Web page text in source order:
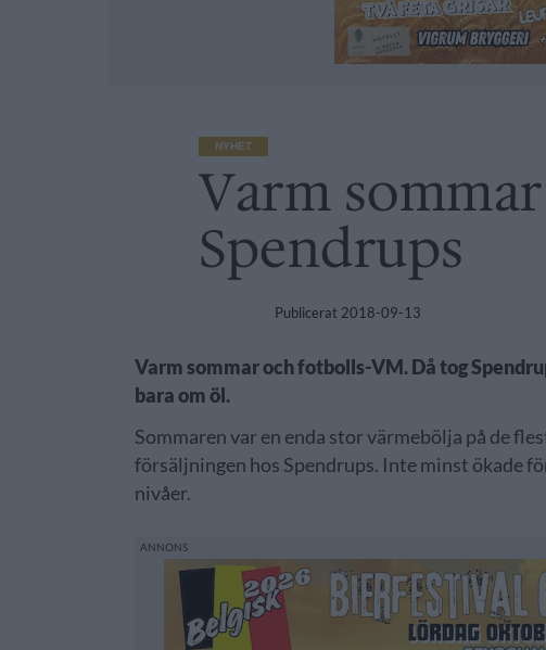
NYHET
Varm
Spendrups
Publicerat 2018-09-13
Varm sommar och fotbolls-VM. Då tog
bara om öl.
Sommaren var en enda stor värmebölja på de
försäljningen hos Spendrups. Inte minst ökade
nivåer.